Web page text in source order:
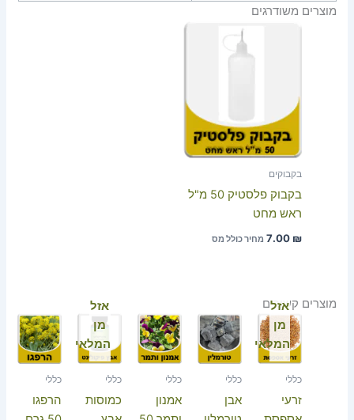
מוצרים משודרגים
בקבוקים
בקבוק פלסטיק 50 מ"ל
ראש מחט
7.00 ₪ מחיר כולל מס
מוצרים קשורים
אזל
מן
המלאי
כללי
זרעי
כללי
אבן
כללי
אמנון
אזל
מן
המלאי
כללי
כמוסות
כללי
הרפגו